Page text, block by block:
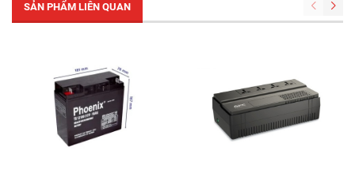
SẢN PHẨM LIÊN QUAN